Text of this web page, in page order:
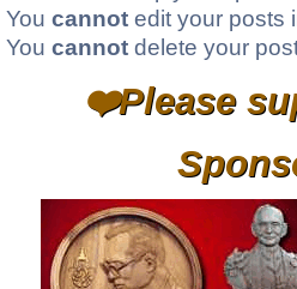
You cannot edit your posts
You cannot delete your
❤️Please